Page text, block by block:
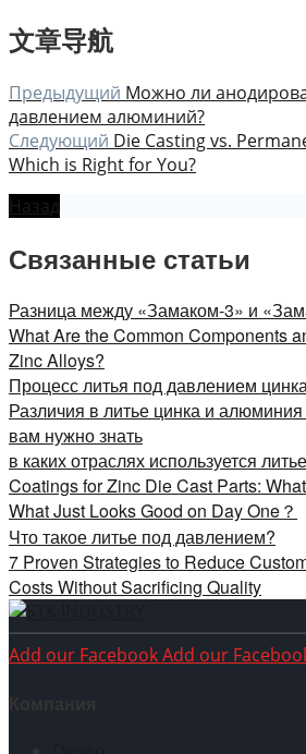
文章导航
Предыдущий Можно ли
давлением алюминий?
Следующий Die Casting vs.
Which is Right for You?
Назад
Связанные статьи
Разница между «Замаком-3» и
What Are the Common Components
Zinc Alloys?
Процесс литья под давлением
Различия в литье цинка и
вам нужно знать
в каких отраслях используется
Coatings for Zinc Die Cast Parts:
What Just Looks Good on Day One？
Что такое литье под давлением?
7 Proven Strategies to Reduce
Costs Without Sacrificing Quality
Add our FacebookAdd our